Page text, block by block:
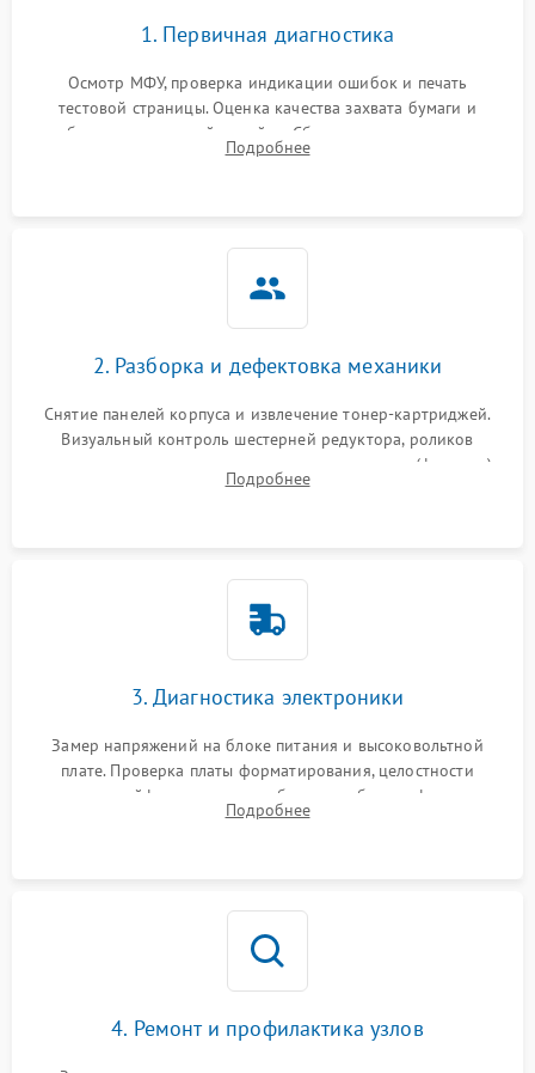
1. Первичная диагностика
Осмотр МФУ, проверка индикации ошибок и печать
тестовой страницы. Оценка качества захвата бумаги и
работы сканирующей линейки. Сбор данных о замятиях,
дефектах изображения или посторонних шумах при работе.
Подробнее
2. Разборка и дефектовка механики
Снятие панелей корпуса и извлечение тонер-картриджей.
Визуальный контроль шестерней редуктора, роликов
захвата, термопленки и прижимного вала в печи (фьюзере).
Проверка оптики сканера на загрязнения.
Подробнее
3. Диагностика электроники
Замер напряжений на блоке питания и высоковольтной
плате. Проверка платы форматирования, целостности
плоских шлейфов сканера и работоспособности флажков и
оптопар (датчиков прохождения бумаги).
Подробнее
4. Ремонт и профилактика узлов